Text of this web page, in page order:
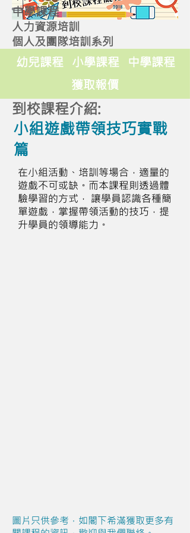
中學課程
人力資源培訓
個人及團隊培訓系列
幼兒課程 小學課程
中學課程
獲取報價
到校課程介紹:
小組遊戲帶領技巧實戰
篇
在小組活動、培訓等場合，適量的
遊戲不可或缺。而本課程則透過體
驗學習的方式， 讓學員認識各種簡
單遊戲，掌握帶領活動的技巧，提
升學員的領導能力。
圖片只供參考，如閣下希滿獲取更多有